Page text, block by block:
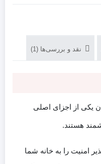
نقد و بررسی‌ها (1)
یکی از اجزای اصلی
هستند.
امنیت را به خانه شما